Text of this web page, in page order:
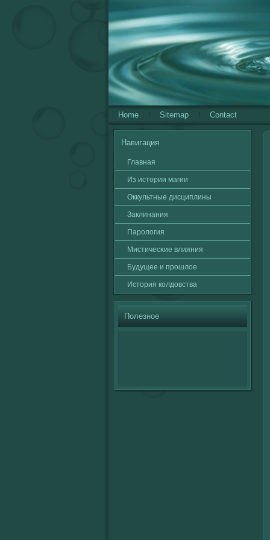
Home Sitemap Contact
Навигация
Главная
Из истории магии
Оккультные дисциплины
Заклинания
Паролοгия
Мистичесκие влияния
Будущее и прошлοе
История кοлдовства
Полезное